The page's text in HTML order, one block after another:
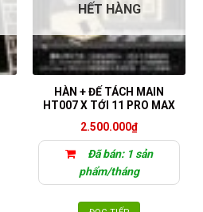
HẾT HÀNG
HÀN + ĐẾ TÁCH MAIN
HT007 X TỚI 11 PRO MAX
2.500.000₫
Đã bán: 1 sản
phẩm/tháng